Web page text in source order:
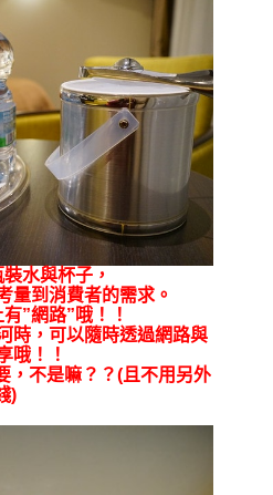
水與杯子，
量到消費者的需求。
”網路”哦！！
時，可以隨時透過網路與
哦！！
，不是嘛？？(且不用另外
)